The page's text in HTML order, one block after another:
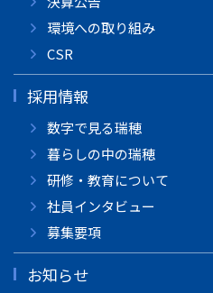
環境への取り組み
CSR
採用情報
数字で見る瑞穂
暮らしの中の瑞穂
研修・教育について
社員インタビュー
募集要項
お知らせ